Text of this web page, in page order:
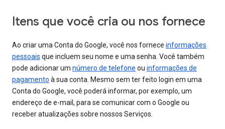
Itens que você cria ou nos fornece
Ao criar uma Conta do Google, você nos fornece informações
pessoais que incluem seu nome e uma senha. Você também
pode adicionar um número de telefone ou informações de
pagamento à sua conta. Mesmo sem ter feito login em uma
Conta do Google, você poderá informar, por exemplo, um
endereço de e-mail, para se comunicar com o Google ou
receber atualizações sobre nossos Serviços.